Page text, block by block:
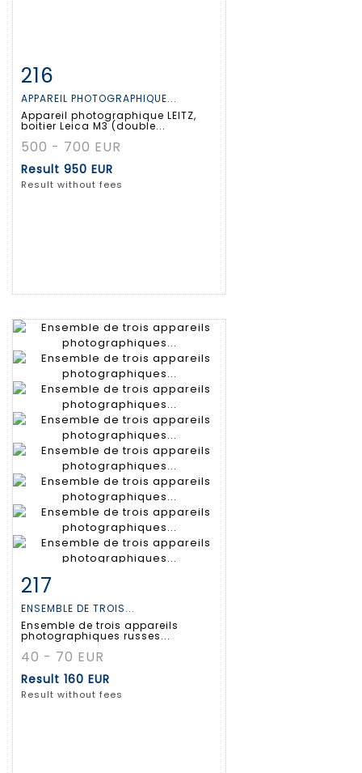
Item detail
216
APPAREIL PHOTOGRAPHIQUE...
Appareil photographique LEITZ,
boitier Leica M3 (double...
500 - 700 EUR
Result 950 EUR
Result without fees
Item detail
217
ENSEMBLE DE TROIS...
Ensemble de trois appareils
photographiques russes...
40 - 70 EUR
Result 160 EUR
Result without fees